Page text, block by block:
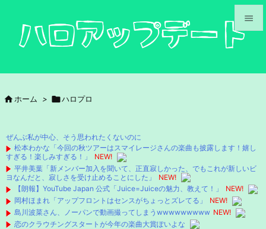



次へ

 ホーム > ハロプロ
ぜんぶ私が中心、そう思われたくないのに
松本わかな「今回の秋ツアーはスマイレージさんの楽曲も披露します！嬉し
すぎる！楽しみすぎる！」
NEW!
平井美葉「新メンバー加入を聞いて、正直寂しかった、でもこれが新しいビ
ヨなんだと、寂しさを受け止めることにした」
NEW!
【朗報】YouTube Japan 公式「Juice=Juiceの魅力、教えて！」
NEW!
岡村ほまれ「アップフロントはセンスがちょっとズレてる」
NEW!
島川波菜さん、ノーパンで動画撮ってしまうwwwwwwwww NEW!
恋のクラウチングスタートが今年の楽曲大賞ぽいよな